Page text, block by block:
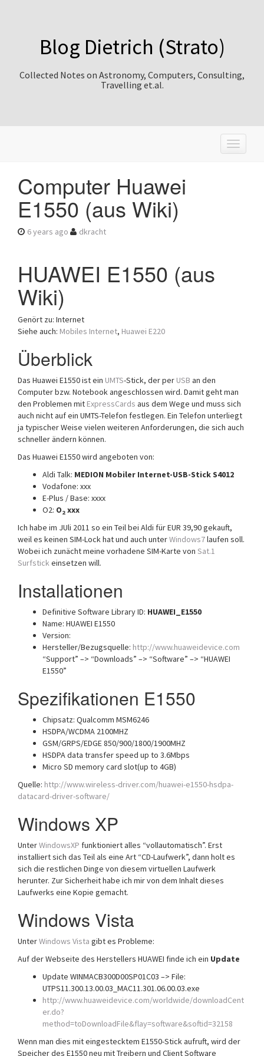
Blog Dietrich (Strato)
Collected Notes on Astronomy, Computers, Consulting,
Travelling et.al.
T
o
Computer Huawei
E1550 (aus Wiki)
6 years ago dkracht
HUAWEI E1550 (aus
Wiki)
Genört zu: Internet
Siehe auch: Mobiles Internet, Huawei E220
Überblick
Das Huawei E1550 ist ein UMTS-Stick, der per USB an den
Computer bzw. Notebook angeschlossen wird. Damit geht man
den Problemen mit ExpressCards aus dem Wege und muss sich
auch nicht auf ein UMTS-Telefon festlegen. Ein Telefon unterliegt
ja typischer Weise vielen weiteren Anforderungen, die sich auch
schneller ändern können.
Das Huawei E1550 wird angeboten von:
Aldi Talk: MEDION Mobiler Internet-USB-Stick S4012
Vodafone: xxx
E-Plus / Base: xxxx
O2: O2 xxx
Ich habe im JUli 2011 so ein Teil bei Aldi für EUR 39,90 gekauft,
weil es keinen SIM-Lock hat und auch unterWindows7laufen soll.
Wobei ich zunächt meine vorhadene SIM-Karte von Sat.1
Surfstickeinsetzen will.
Installationen
Definitive Software Library ID: HUAWEI_E1550
Name: HUAWEI E1550
Version:
Hersteller/Bezugsquelle: http://www.huaweidevice.com
“Support” –> “Downloads” –> “Software” –> “HUAWEI
E1550”
Spezifikationen E1550
Chipsatz: Qualcomm MSM6246
HSDPA/WCDMA 2100MHZ
GSM/GRPS/EDGE 850/900/1800/1900MHZ
HSDPA data transfer speed up to 3.6Mbps
Micro SD memory card slot(up to 4GB)
Quelle: http://www.wireless-driver.com/huawei-e1550-hsdpa-
datacard-driver-software/
Windows XP
UnterWindowsXP funktioniert alles “vollautomatisch”. Erst
installiert sich das Teil als eine Art “CD-Laufwerk”, dann holt es
sich die restlichen Dinge von diesem virtuellen Laufwerk
herunter. Zur Sicherheit habe ich mir von dem Inhalt dieses
Laufwerks eine Kopie gemacht.
Windows Vista
UnterWindows Vista gibt es Probleme:
Auf der Webseite des Herstellers HUAWEI finde ich ein Update
Update WINMACB300D00SP01C03 –> File:
UTPS11.300.13.00.03_MAC11.301.06.00.03.exe
http://www.huaweidevice.com/worldwide/downloadCent
er.do?
method=toDownloadFile&flay=software&softid=32158
Wenn man dies mit eingestecktem E1550-Stick aufruft, wird der
Speicher des E1550 neu mit Treibern und Client Software